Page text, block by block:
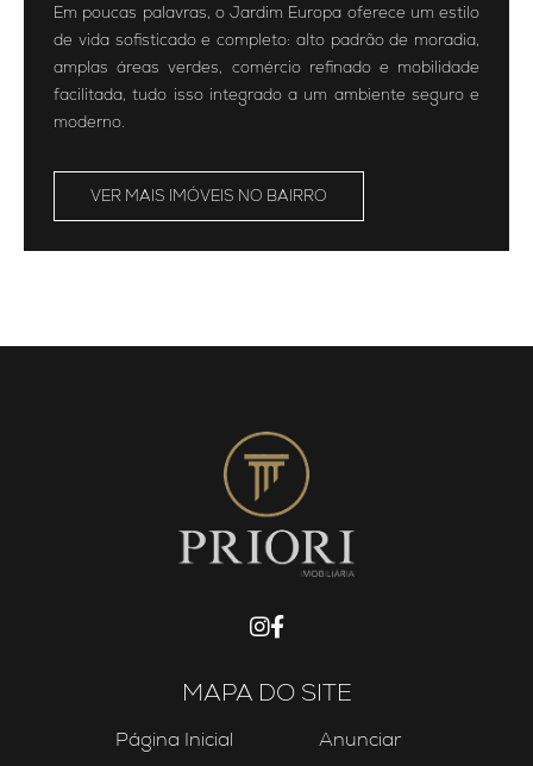
Em poucas palavras, o Jardim Europa oferece um estilo
de vida sofisticado e completo: alto padrão de moradia,
amplas áreas verdes, comércio refinado e mobilidade
facilitada, tudo isso integrado a um ambiente seguro e
moderno.
VER MAIS IMÓVEIS NO BAIRRO
MAPA DO SITE
Página Inicial
Anunciar